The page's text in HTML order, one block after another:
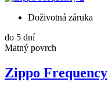
Doživotná záruka
do 5 dní
Matný povrch
Zippo Frequency